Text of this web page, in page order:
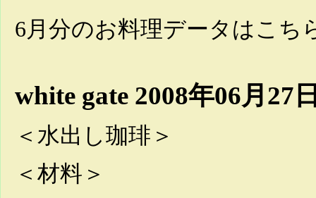
6月分のお料理データはこち
white gate 2008年06月27
＜水出し珈琲＞
＜材料＞